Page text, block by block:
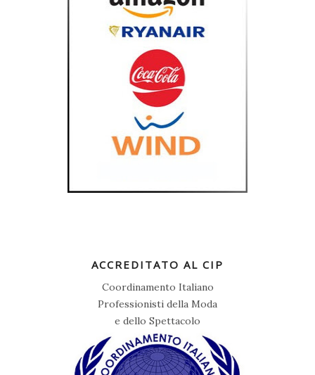
ACCREDITATO AL CIP
Coordinamento Italiano
Professionisti della Moda
e dello Spettacolo